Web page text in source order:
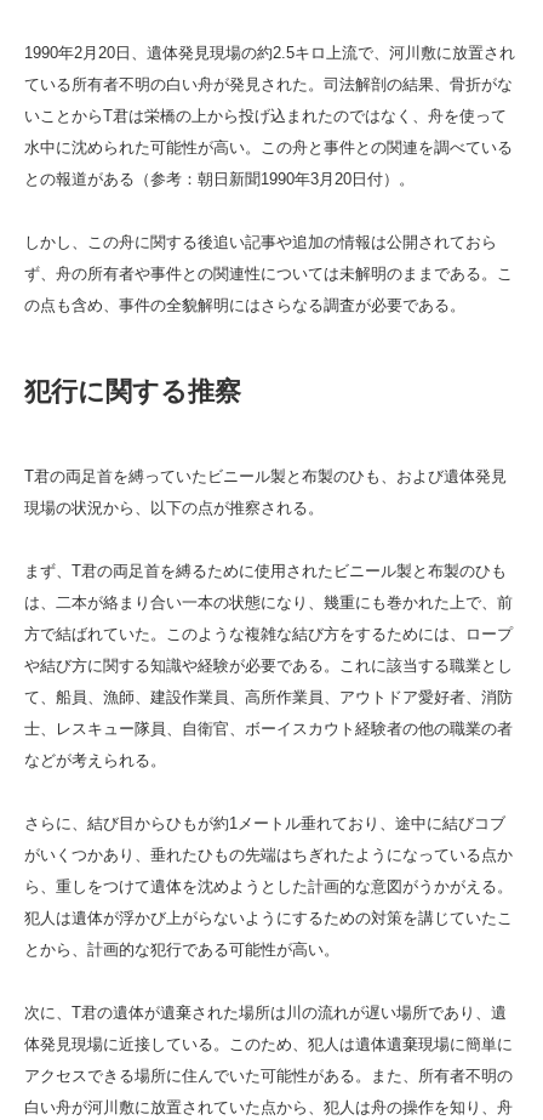
1990年2月20日、遺体発見現場の約2.5キロ上流で、河川敷に放置され
ている所有者不明の白い舟が発見された。司法解剖の結果、骨折がな
いことからT君は栄橋の上から投げ込まれたのではなく、舟を使って
水中に沈められた可能性が高い。この舟と事件との関連を調べている
との報道がある（参考：朝日新聞1990年3月20日付）。
しかし、この舟に関する後追い記事や追加の情報は公開されておら
ず、舟の所有者や事件との関連性については未解明のままである。こ
の点も含め、事件の全貌解明にはさらなる調査が必要である。
犯行に関する推察
T君の両足首を縛っていたビニール製と布製のひも、および遺体発見
現場の状況から、以下の点が推察される。
まず、T君の両足首を縛るために使用されたビニール製と布製のひも
は、二本が絡まり合い一本の状態になり、幾重にも巻かれた上で、前
方で結ばれていた。このような複雑な結び方をするためには、ロープ
や結び方に関する知識や経験が必要である。これに該当する職業とし
て、船員、漁師、建設作業員、高所作業員、アウトドア愛好者、消防
士、レスキュー隊員、自衛官、ボーイスカウト経験者の他の職業の者
などが考えられる。
さらに、結び目からひもが約1メートル垂れており、途中に結びコブ
がいくつかあり、垂れたひもの先端はちぎれたようになっている点か
ら、重しをつけて遺体を沈めようとした計画的な意図がうかがえる。
犯人は遺体が浮かび上がらないようにするための対策を講じていたこ
とから、計画的な犯行である可能性が高い。
次に、T君の遺体が遺棄された場所は川の流れが遅い場所であり、遺
体発見現場に近接している。このため、犯人は遺体遺棄現場に簡単に
アクセスできる場所に住んでいた可能性がある。また、所有者不明の
白い舟が河川敷に放置されていた点から、犯人は舟の操作を知り、舟